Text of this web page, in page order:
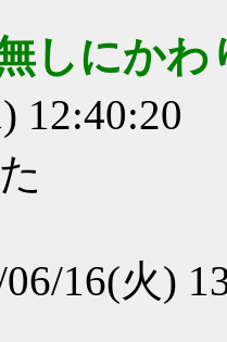
しにか
12:40:20
16(火)